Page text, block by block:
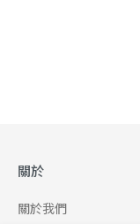
關於
關於我們